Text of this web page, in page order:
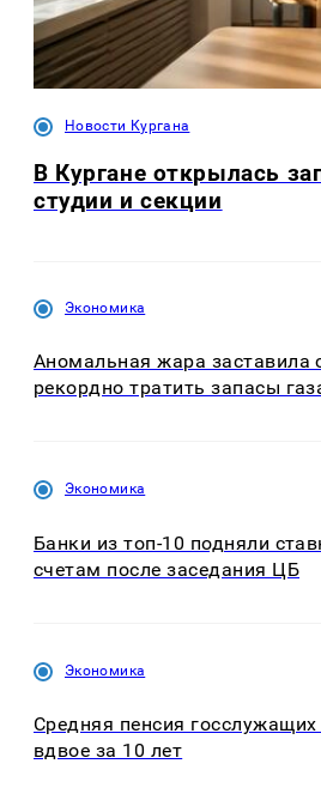
Новости Кургана
В Кургане открылась
студии и секции
Экономика
Аномальная жара заставила
рекордно тратить запасы
Экономика
Банки из топ-10 подняли
счетам после заседания ЦБ
Экономика
Средняя пенсия
вдвое за 10 лет